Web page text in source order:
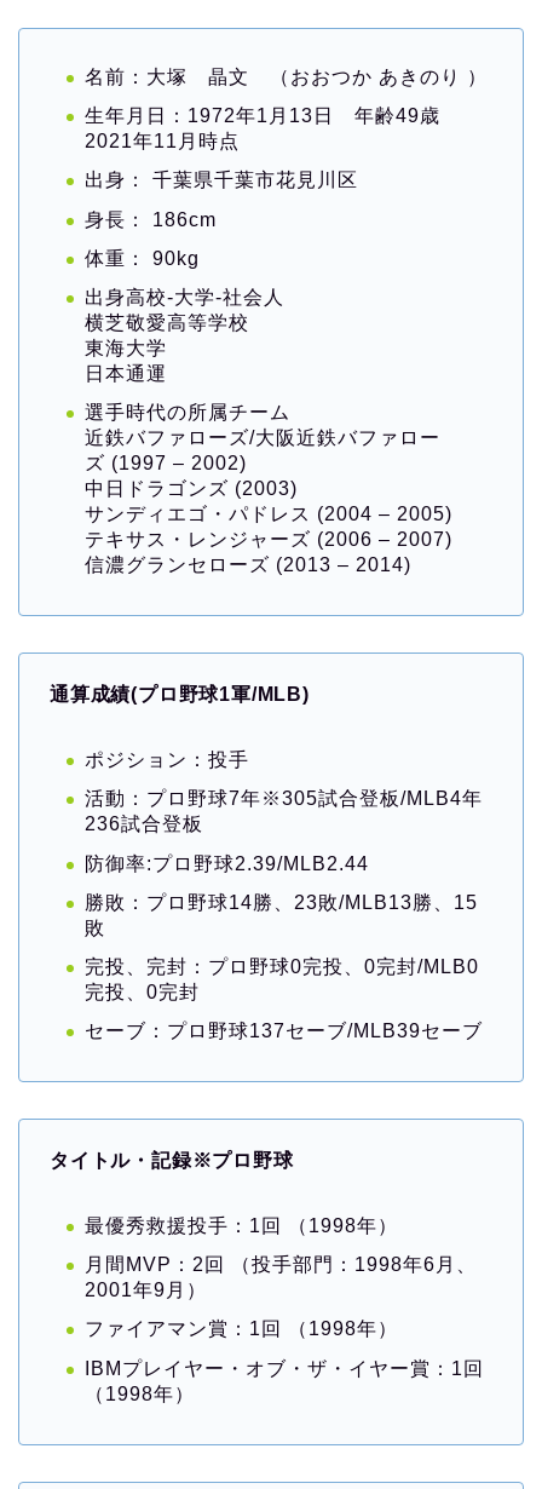
名前：大塚 晶文 （おおつか あきのり ）
生年月日：1972年1月13日 年齢49歳
2021年11月時点
出身： 千葉県千葉市花見川区
身長： 186cm
体重： 90kg
出身高校-大学-社会人
横芝敬愛高等学校
東海大学
日本通運
選手時代の所属チーム
近鉄バファローズ/大阪近鉄バファロー
ズ (1997 – 2002)
中日ドラゴンズ (2003)
サンディエゴ・パドレス (2004 – 2005)
テキサス・レンジャーズ (2006 – 2007)
信濃グランセローズ (2013 – 2014)
通算成績(プロ野球1軍/MLB)
ポジション：投手
活動：プロ野球7年※305試合登板/MLB4年
236試合登板
防御率:プロ野球2.39/MLB2.44
勝敗：プロ野球14勝、23敗/MLB13勝、15
敗
完投、完封：プロ野球0完投、0完封/MLB0
完投、0完封
セーブ：プロ野球137セーブ/MLB39セーブ
タイトル・記録※プロ野球
最優秀救援投手：1回 （1998年）
月間MVP：2回 （投手部門：1998年6月、
2001年9月）
ファイアマン賞：1回 （1998年）
IBMプレイヤー・オブ・ザ・イヤー賞：1回
（1998年）